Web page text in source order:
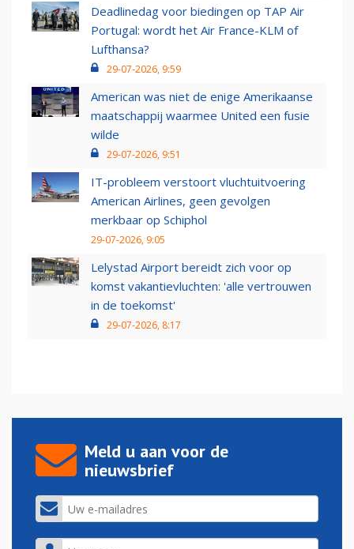
Deadlinedag voor biedingen op TAP Air
Portugal: wordt het Air France-KLM of
Lufthansa?
29-07-2026, 9:59
American was niet de enige Amerikaanse
maatschappij waarmee United een fusie
wilde
29-07-2026, 9:51
IT-probleem verstoort vluchtuitvoering
American Airlines, geen gevolgen
merkbaar op Schiphol
29-07-2026, 9:05
Lelystad Airport bereidt zich voor op
komst vakantievluchten: 'alle vertrouwen
in de toekomst'
29-07-2026, 8:17
Meld u aan voor de
nieuwsbrief